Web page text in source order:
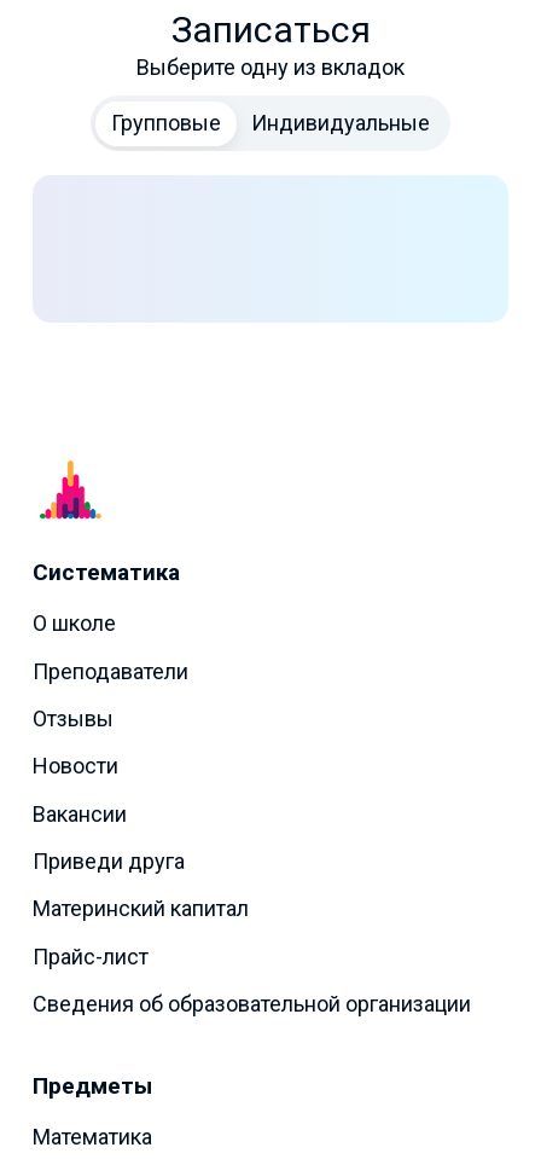
Записаться
Выберите одну из вкладок
Групповые Индивидуальные
Систематика
О школе
Преподаватели
Отзывы
Новости
Вакансии
Приведи друга
Материнский капитал
Прайс-лист
Сведения об образовательной организации
Предметы
Математика